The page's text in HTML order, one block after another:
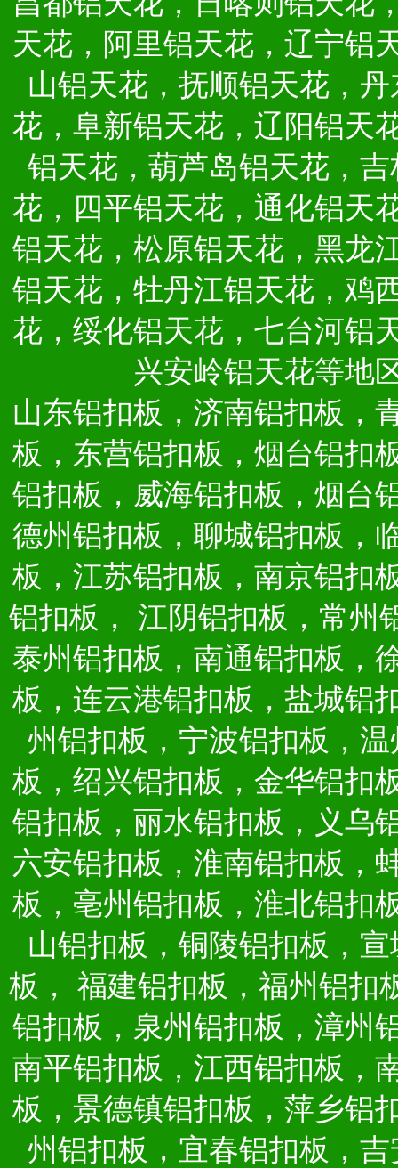
天花，阿里铝天花，辽宁铝
山铝天花，抚顺铝天花，
花，阜新铝天花，辽阳铝天
铝天花，葫芦岛铝天花，
花，四平铝天花，通化铝天
铝天花，松原铝天花，黑龙
铝天花，牡丹江铝天花，鸡
花，绥化铝天花，七台河铝
兴安岭铝天花等地
山东铝扣板，济南铝扣板，
板，东营铝扣板，烟台铝扣
铝扣板，威海铝扣板，烟台
德州铝扣板，聊城铝扣板，
板，江苏铝扣板，南京铝扣
铝扣板，
江阴铝扣板，常州
泰州铝扣板，南通铝扣板，
板，连云港铝扣板，盐城铝
州铝扣板，宁波铝扣板，
板，绍兴铝扣板，金华铝扣
铝扣板，丽水铝扣板，义乌
六安铝扣板，淮南铝扣板，
板，亳州铝扣板，淮北铝扣
山铝扣板，铜陵铝扣板，
板，
福建铝扣板，福州铝扣
铝扣板，泉州铝扣板，漳州
南平铝扣板，江西铝扣板，
板，景德镇铝扣板，萍乡铝
州铝扣板，宜春铝扣板，